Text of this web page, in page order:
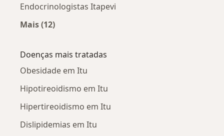
Endocrinologistas Itapevi
Mais (12)
Doenças mais tratadas
Obesidade em Itu
Hipotireoidismo em Itu
Hipertireoidismo em Itu
Dislipidemias em Itu